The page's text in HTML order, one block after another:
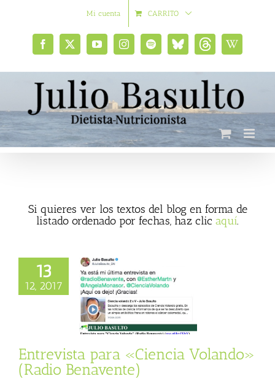
Mi cuenta CARRITO
Facebook
X YouTubeInstagramSpotifyBluesky
social
ThreadsWikipedia
Si quieres ver los textos del blog en forma de
listado ordenado por fechas, haz clic aquí.
13
12, 2017
para «Ciencia
(Radio
Entrevista para «Ciencia Volando»
(Radio Benavente)